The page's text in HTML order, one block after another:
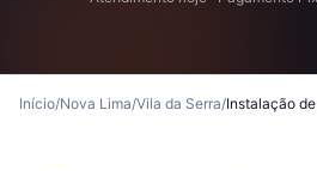
Início/Nova Lima/Vila da Serra/Instalação